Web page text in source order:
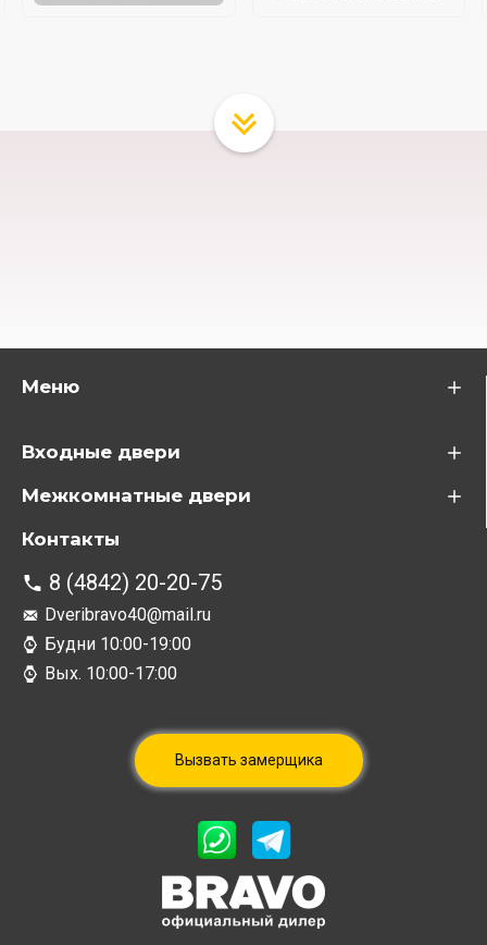
Меню
Входные двери
Межкомнатные двери
Контакты
8 (4842) 20-20-75
Dveribravo40@mail.ru
Будни 10:00-19:00
Вых. 10:00-17:00
Вызвать замерщика